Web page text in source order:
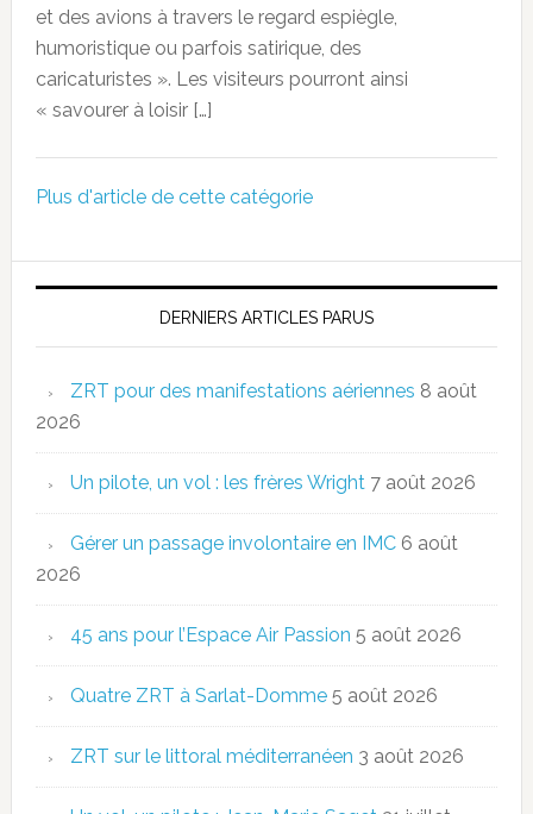
et des avions à travers le regard espiègle,
humoristique ou parfois satirique, des
caricaturistes ». Les visiteurs pourront ainsi
« savourer à loisir […]
Plus d'article de cette catégorie
DERNIERS ARTICLES PARUS
ZRT pour des manifestations aériennes 8 août
2026
Un pilote, un vol : les frères Wright 7 août 2026
Gérer un passage involontaire en IMC 6 août
2026
45 ans pour l’Espace Air Passion 5 août 2026
Quatre ZRT à Sarlat-Domme 5 août 2026
ZRT sur le littoral méditerranéen 3 août 2026